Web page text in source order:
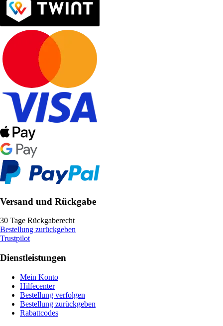
Versand und Rückgabe
30 Tage Rückgaberecht
Bestellung zurückgeben
Trustpilot
Dienstleistungen
Mein Konto
Hilfecenter
Bestellung verfolgen
Bestellung zurückgeben
Rabattcodes